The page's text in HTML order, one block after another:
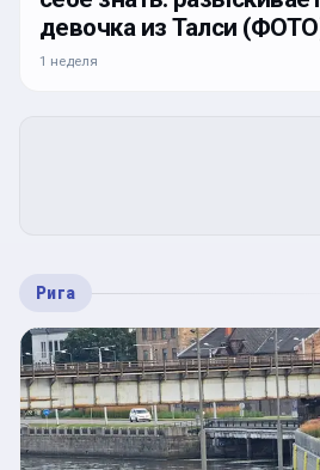
девочка из Талси
1 неделя
Рига